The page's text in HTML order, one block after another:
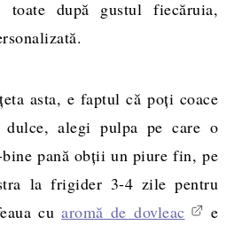
toate după gustul fiecăruia,
asta, e faptul că poți coace
alegi pulpa pe care o
pană obții un piure fin, pe
la frigider 3-4 zile pentru
cuaromă de dovleac
e